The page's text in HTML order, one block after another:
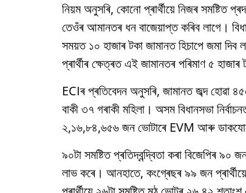
নিয়ম অনুসৰি, কোনো প্ৰাৰ্থীয়ে নিজৰ সমষ্টিত
তেওঁৰ আমানতৰ ধন বাজেয়াপ্ত কৰিব লাগে।
সময়ত ১০ হাজাৰ টকা জামানত হিচাপে জমা
প্ৰাৰ্থীৰ ক্ষেত্ৰত এই জামানতৰ পৰিমাণ ৫ হাজাৰ
ECIৰ প্ৰতিবেদন অনুসৰি, জামানত জব্দ হোৱা
বাকী ৩৭ গৰাকী মহিলা। অসম বিধানসভা
২,১৬,৮৪,৬৫৬ জন ভোটাৰে EVM আৰু
৯০টা সমষ্টিত প্ৰতিদ্বন্দ্বিতা কৰা বিজেপিৰ
লাভ কৰে। আনহাতে, কংগ্ৰেছৰ ৯৯ জন